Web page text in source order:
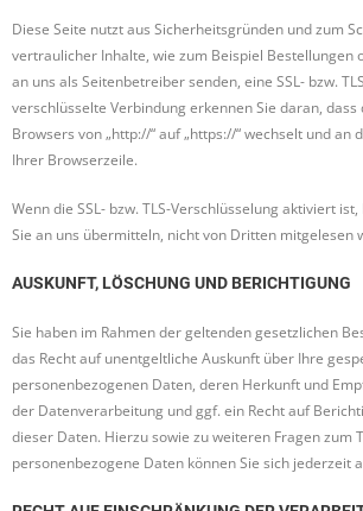
Diese Seite nutzt aus Sicherheitsgründen und zum
vertraulicher Inhalte, wie zum Beispiel Bestellungen
an uns als Seitenbetreiber senden, eine SSL- bzw.
verschlüsselte Verbindung erkennen Sie daran, dass
Browsers von „http://“ auf „https://“ wechselt und an
Ihrer Browserzeile.
Wenn die SSL- bzw. TLS-Verschlüsselung aktiviert
Sie an uns übermitteln, nicht von Dritten mitgelesen
AUSKUNFT, LÖSCHUNG UND BERICHTIGUNG
Sie haben im Rahmen der geltenden gesetzlichen
das Recht auf unentgeltliche Auskunft über Ihre
personenbezogenen Daten, deren Herkunft und
der Datenverarbeitung und ggf. ein Recht auf
dieser Daten. Hierzu sowie zu weiteren Fragen zum
personenbezogene Daten können Sie sich jederzeit